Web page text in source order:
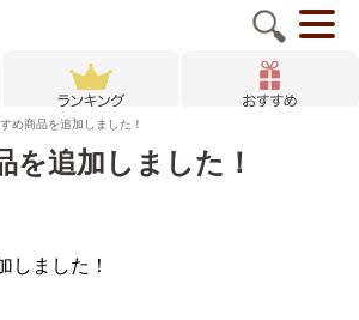
め商品を追加しました！
を追加しました！
しました！